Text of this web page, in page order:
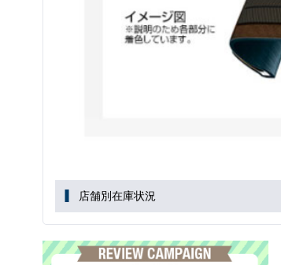
店舗別在庫状況